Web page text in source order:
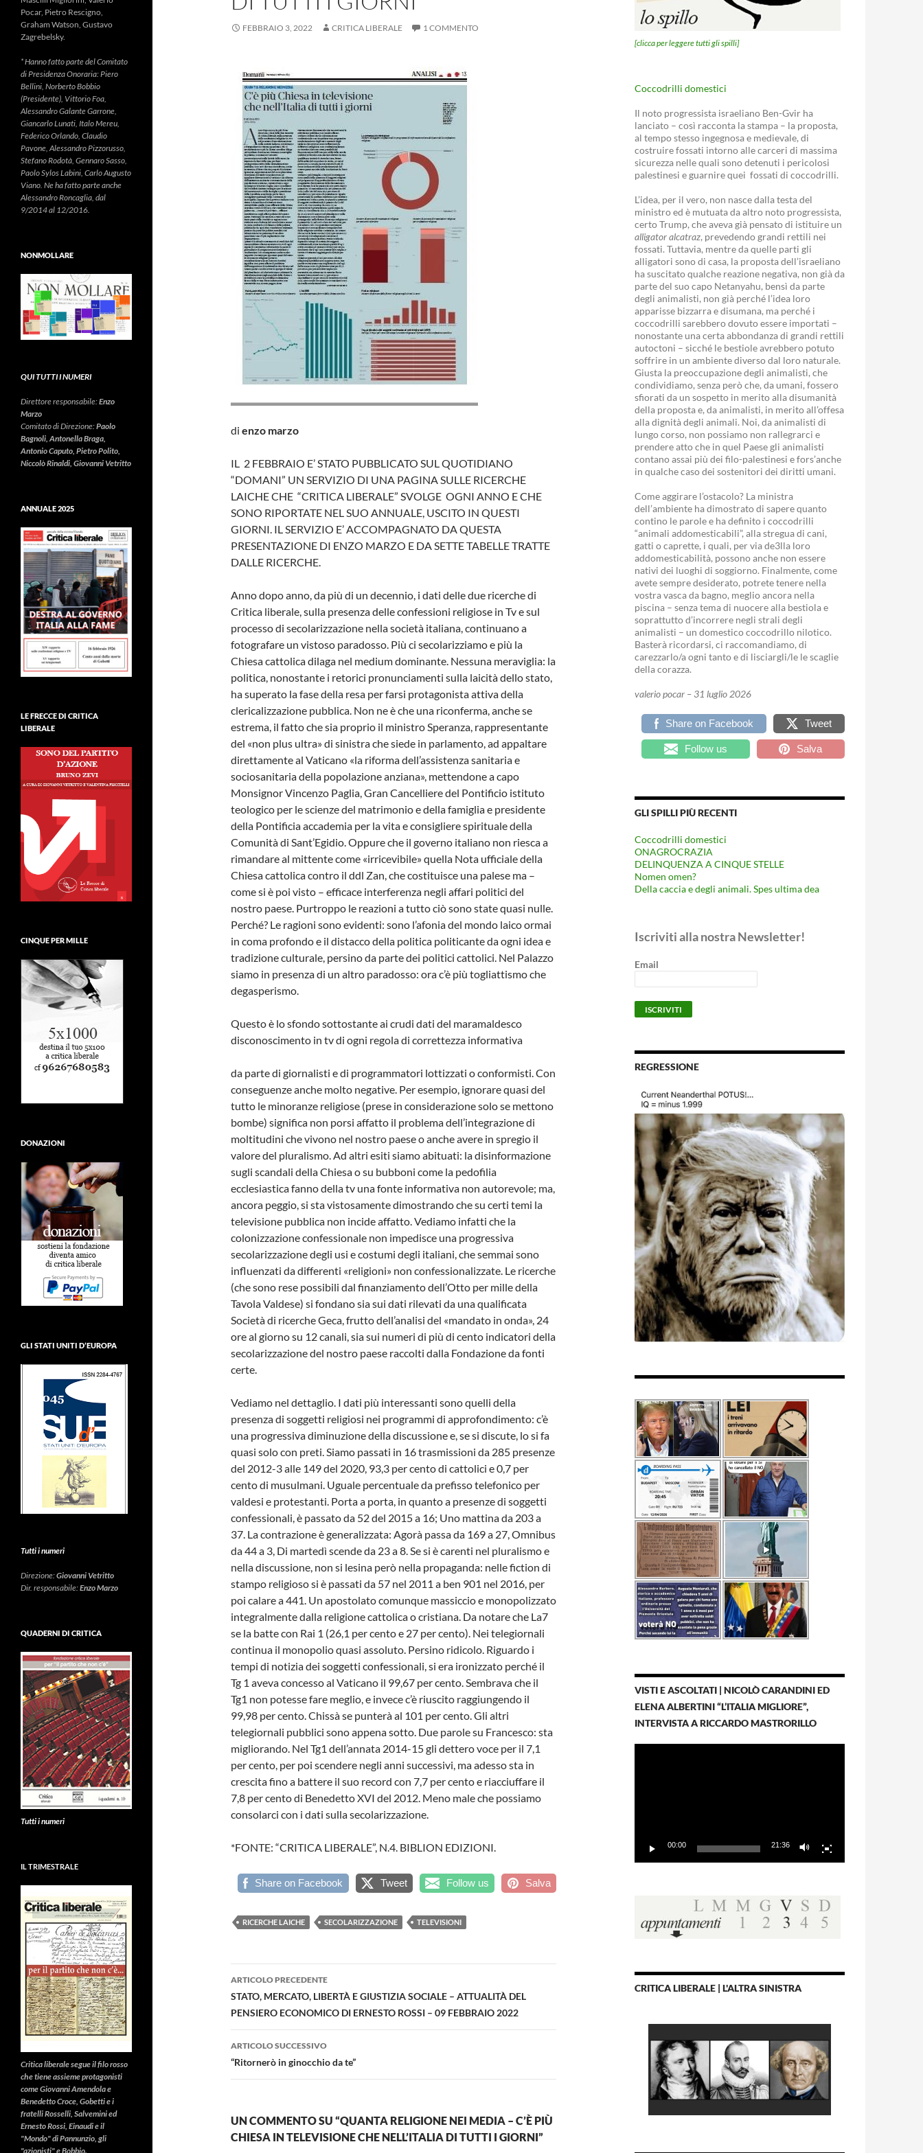
FEBBRAIO 3, 2022 CRITICA LIBERALE 1 COMMENTO
di enzo marzo
IL 2 FEBBRAIO E’ STATO PUBBLICATO SUL QUOTIDIANO
“DOMANI” UN SERVIZIO DI UNA PAGINA SULLE RICERCHE
LAICHE CHE “CRITICA LIBERALE” SVOLGE OGNI ANNO E CHE
SONO RIPORTATE NEL SUO ANNUALE, USCITO IN QUESTI
GIORNI. IL SERVIZIO E’ ACCOMPAGNATO DA QUESTA
PRESENTAZIONE DI ENZO MARZO E DA SETTE TABELLE TRATTE
DALLE RICERCHE.
Anno dopo anno, da più di un decennio, i dati delle due ricerche di
Critica liberale, sulla presenza delle confessioni religiose in Tv e sul
processo di secolarizzazione nella società italiana, continuano a
fotografare un vistoso paradosso. Più ci secolarizziamo e più la
Chiesa cattolica dilaga nel medium dominante. Nessuna meraviglia: la
politica, nonostante i retorici pronunciamenti sulla laicità dello stato,
ha superato la fase della resa per farsi protagonista attiva della
clericalizzazione pubblica. Non ne è che una riconferma, anche se
estrema, il fatto che sia proprio il ministro Speranza, rappresentante
del «non plus ultra» di sinistra che siede in parlamento, ad appaltare
direttamente al Vaticano «la riforma dell’assistenza sanitaria e
sociosanitaria della popolazione anziana», mettendone a capo
Monsignor Vincenzo Paglia, Gran Cancelliere del Pontificio istituto
teologico per le scienze del matrimonio e della famiglia e presidente
della Pontificia accademia per la vita e consigliere spirituale della
Comunità di Sant’Egidio. Oppure che il governo italiano non riesca a
rimandare al mittente come «irricevibile» quella Nota ufficiale della
Chiesa cattolica contro il ddl Zan, che costituisce una palese ma –
come si è poi visto – efficace interferenza negli affari politici del
nostro paese. Purtroppo le reazioni a tutto ciò sono state quasi nulle.
Perché? Le ragioni sono evidenti: sono l’afonia del mondo laico ormai
in coma profondo e il distacco della politica politicante da ogni idea e
tradizione culturale, persino da parte dei politici cattolici. Nel Palazzo
siamo in presenza di un altro paradosso: ora c’è più togliattismo che
degasperismo.
Questo è lo sfondo sottostante ai crudi dati del maramaldesco
disconoscimento in tv di ogni regola di correttezza informativa
da parte di giornalisti e di programmatori lottizzati o conformisti. Con
conseguenze anche molto negative. Per esempio, ignorare quasi del
tutto le minoranze religiose (prese in considerazione solo se mettono
bombe) significa non porsi affatto il problema dell’integrazione di
moltitudini che vivono nel nostro paese o anche avere in spregio il
valore del pluralismo. Ad altri esiti siamo abituati: la disinformazione
sugli scandali della Chiesa o su bubboni come la pedofilia
ecclesiastica fanno della tv una fonte informativa non autorevole; ma,
ancora peggio, si sta vistosamente dimostrando che su certi temi la
televisione pubblica non incide affatto. Vediamo infatti che la
colonizzazione confessionale non impedisce una progressiva
secolarizzazione degli usi e costumi degli italiani, che semmai sono
influenzati da differenti «religioni» non confessionalizzate. Le ricerche
(che sono rese possibili dal finanziamento dell’Otto per mille della
Tavola Valdese) si fondano sia sui dati rilevati da una qualificata
Società di ricerche Geca, frutto dell’analisi del «mandato in onda», 24
ore al giorno su 12 canali, sia sui numeri di più di cento indicatori della
secolarizzazione del nostro paese raccolti dalla Fondazione da fonti
certe.
Vediamo nel dettaglio. I dati più interessanti sono quelli della
presenza di soggetti religiosi nei programmi di approfondimento: c’è
una progressiva diminuzione della discussione e, se si discute, lo si fa
quasi solo con preti. Siamo passati in 16 trasmissioni da 285 presenze
del 2012-3 alle 149 del 2020, 93,3 per cento di cattolici e 0,7 per
cento di musulmani. Uguale percentuale da prefisso telefonico per
valdesi e protestanti. Porta a porta, in quanto a presenze di soggetti
confessionali, è passato da 52 del 2015 a 16; Uno mattina da 203 a
37. La contrazione è generalizzata: Agorà passa da 169 a 27, Omnibus
da 44 a 3, Di martedì scende da 23 a 8. Se si è carenti nel pluralismo e
nella discussione, non si lesina però nella propaganda: nelle fiction di
stampo religioso si è passati da 57 nel 2011 a ben 901 nel 2016, per
poi calare a 441. Un apostolato comunque massiccio e monopolizzato
integralmente dalla religione cattolica o cristiana. Da notare che La7
se la batte con Rai 1 (26,1 per cento e 27 per cento). Nei telegiornali
continua il monopolio quasi assoluto. Persino ridicolo. Riguardo i
tempi di notizia dei soggetti confessionali, si era ironizzato perché il
Tg 1 aveva concesso al Vaticano il 99,67 per cento. Sembrava che il
Tg1 non potesse fare meglio, e invece c’è riuscito raggiungendo il
99,98 per cento. Chissà se punterà al 101 per cento. Gli altri
telegiornali pubblici sono appena sotto. Due parole su Francesco: sta
migliorando. Nel Tg1 dell’annata 2014-15 gli dettero voce per il 7,1
per cento, per poi scendere negli anni successivi, ma adesso sta in
crescita fino a battere il suo record con 7,7 per cento e riacciuffare il
7,8 per cento di Benedetto XVI del 2012. Meno male che possiamo
consolarci con i dati sulla secolarizzazione.
*FONTE: “CRITICA LIBERALE”, N.4. BIBLION EDIZIONI.
Share on Facebook Tweet Follow us Salva
RICERCHE LAICHE SECOLARIZZAZIONE TELEVISIONI
Navigazione
articolo
ARTICOLO PRECEDENTE
STATO, MERCATO, LIBERTÀ E GIUSTIZIA SOCIALE – ATTUALITÀ DEL
PENSIERO ECONOMICO DI ERNESTO ROSSI – 09 FEBBRAIO 2022
ARTICOLO SUCCESSIVO
“Ritornerò in ginocchio da te”
UN COMMENTO SU “QUANTA RELIGIONE NEI MEDIA – C’È PIÙ
CHIESA IN TELEVISIONE CHE NELL’ITALIA DI TUTTI I GIORNI”
[clicca per leggere tutti gli spilli]
Coccodrilli domestici
Il noto progressista israeliano Ben-Gvir ha
lanciato – così racconta la stampa – la proposta,
al tempo stesso ingegnosa e medievale, di
costruire fossati intorno alle carceri di massima
sicurezza nelle quali sono detenuti i pericolosi
palestinesi e guarnire quei fossati di coccodrilli.
L’idea, per il vero, non nasce dalla testa del
ministro ed è mutuata da altro noto progressista,
certo Trump, che aveva già pensato di istituire un
alligator alcatraz, prevedendo grandi rettili nei
fossati. Tuttavia, mentre da quelle parti gli
alligatori sono di casa, la proposta dell’israeliano
ha suscitato qualche reazione negativa, non già da
parte del suo capo Netanyahu, bensì da parte
degli animalisti, non già perché l’idea loro
apparisse bizzarra e disumana, ma perché i
coccodrilli sarebbero dovuto essere importati –
nonostante una certa abbondanza di grandi rettili
autoctoni – sicché le bestiole avrebbero potuto
soffrire in un ambiente diverso dal loro naturale.
Giusta la preoccupazione degli animalisti, che
condividiamo, senza però che, da umani, fossero
sfiorati da un sospetto in merito alla disumanità
della proposta e, da animalisti, in merito all’offesa
alla dignità degli animali. Noi, da animalisti di
lungo corso, non possiamo non rallegrarci e
prendere atto che in quel Paese gli animalisti
contano assai più dei filo-palestinesi e fors’anche
in qualche caso dei sostenitori dei diritti umani.
Come aggirare l’ostacolo? La ministra
dell’ambiente ha dimostrato di sapere quanto
contino le parole e ha definito i coccodrilli
“animali addomesticabili”, alla stregua di cani,
gatti o caprette, i quali, per via de3lla loro
addomesticabilità, possono anche non essere
nativi dei luoghi di soggiorno. Finalmente, come
avete sempre desiderato, potrete tenere nella
vostra vasca da bagno, meglio ancora nella
piscina – senza tema di nuocere alla bestiola e
soprattutto d’incorrere negli strali degli
animalisti – un domestico coccodrillo nilotico.
Basterà ricordarsi, ci raccomandiamo, di
carezzarlo/a ogni tanto e di lisciargli/le le scaglie
della corazza.
valerio pocar – 31 luglio 2026
Share on Facebook Tweet
Follow us Salva
GLI SPILLI PIÙ RECENTI
Coccodrilli domestici
ONAGROCRAZIA
DELINQUENZA A CINQUE STELLE
Nomen omen?
Della caccia e degli animali. Spes ultima dea
Iscriviti alla nostra Newsletter!
Email
REGRESSIONE
VISTI E ASCOLTATI | NICOLÒ CARANDINI ED
ELENA ALBERTINI “L’ITALIA MIGLIORE”,
INTERVISTA A RICCARDO MASTRORILLO
00:00 21:36
CRITICA LIBERALE | L'ALTRA SINISTRA
Pocar, Pietro Rescigno,
Graham Watson, Gustavo
Zagrebelsky.
* Hanno fatto parte del Comitato
di Presidenza Onoraria: Piero
Bellini, Norberto Bobbio
(Presidente), Vittorio Foa,
Alessandro Galante Garrone,
Giancarlo Lunati, Italo Mereu,
Federico Orlando, Claudio
Pavone, Alessandro Pizzorusso,
Stefano Rodotà, Gennaro Sasso,
Paolo Sylos Labini, Carlo Augusto
Viano. Ne ha fatto parte anche
Alessandro Roncaglia, dal
9/2014 al 12/2016.
NONMOLLARE
QUI TUTTI I NUMERI
Direttore responsabile:Enzo
Marzo
Comitato di Direzione:Paolo
Bagnoli, Antonella Braga,
Antonio Caputo, Pietro Polito,
Niccolò Rinaldi, Giovanni Vetritto
ANNUALE 2025
LE FRECCE DI CRITICA
LIBERALE
CINQUE PER MILLE
DONAZIONI
GLI STATI UNITI D’EUROPA
Tutti i numeri
Direzione:Giovanni Vetritto
Dir. responsabile:Enzo Marzo
QUADERNI DI CRITICA
Tutti i numeri
IL TRIMESTRALE
Critica liberalesegue il filo rosso
che tiene assieme protagonisti
come Giovanni Amendola e
Benedetto Croce, Gobetti e i
fratelli Rosselli, Salvemini ed
Ernesto Rossi, Einaudi e il
"Mondo" di Pannunzio, gli
"azionisti" e Bobbio.